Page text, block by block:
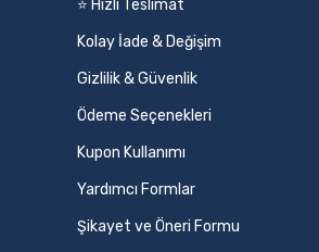
⭐ Hızlı Teslimat
Kolay İade & Değişim
Gizlilik & Güvenlik
Ödeme Seçenekleri
Kupon Kullanımı
Yardımcı Formlar
Şikayet ve Öneri Formu